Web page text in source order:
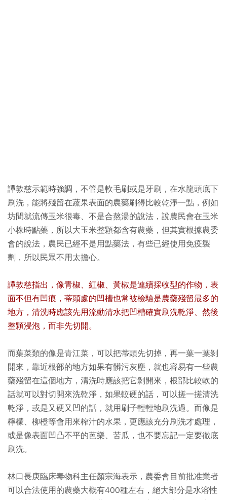
譚敦慈示範時強調，不管是軟毛刷或是牙刷，在水龍頭底下
刷洗，能將殘留在蔬果表面的農藥刷得比較乾淨一點，例如
坊間就流傳玉米很毒、不是合熬湯的說法，說農民會在玉米
小株時點藥，所以大玉米整顆都含有農藥，但其實根據農委
會的說法，農民已經不是用點藥法，有些已經使用免疫製
劑，所以民眾不用太擔心。
譚敦慈指出，像青椒、紅椒、黃椒是連續採收型的作物，表
面不但有凹痕，蒂頭處的凹槽也常被檢驗是農藥殘留最多的
地方，清洗時應該先用流動清水把凹槽確實刷洗乾淨、然後
整顆浸泡，而非先切開。
而葉菜類的像是青江菜，可以把蒂頭先切掉，再一葉一葉剝
開來，靠近根部的地方如果有髒污灰塵，就也容易有一些農
藥殘留在這個地方，清洗時應該把它剝開來，根部比較軟的
話就可以對切開來洗乾淨，如果較硬的話，可以搓一搓清洗
乾淨，或是又硬又凹的話，就用刷子輕輕地刷洗過。而像是
檸檬、柳橙等會用來榨汁的水果，更應該充分刷洗才處理，
或是像表面凹凸不平的芭樂、苦瓜，也不要忘記一定要徹底
刷洗。
林口長庚臨床毒物科主任顏宗海表示，農委會目前批准業者
可以合法使用的農藥大概有400種左右，絕大部分是水溶性